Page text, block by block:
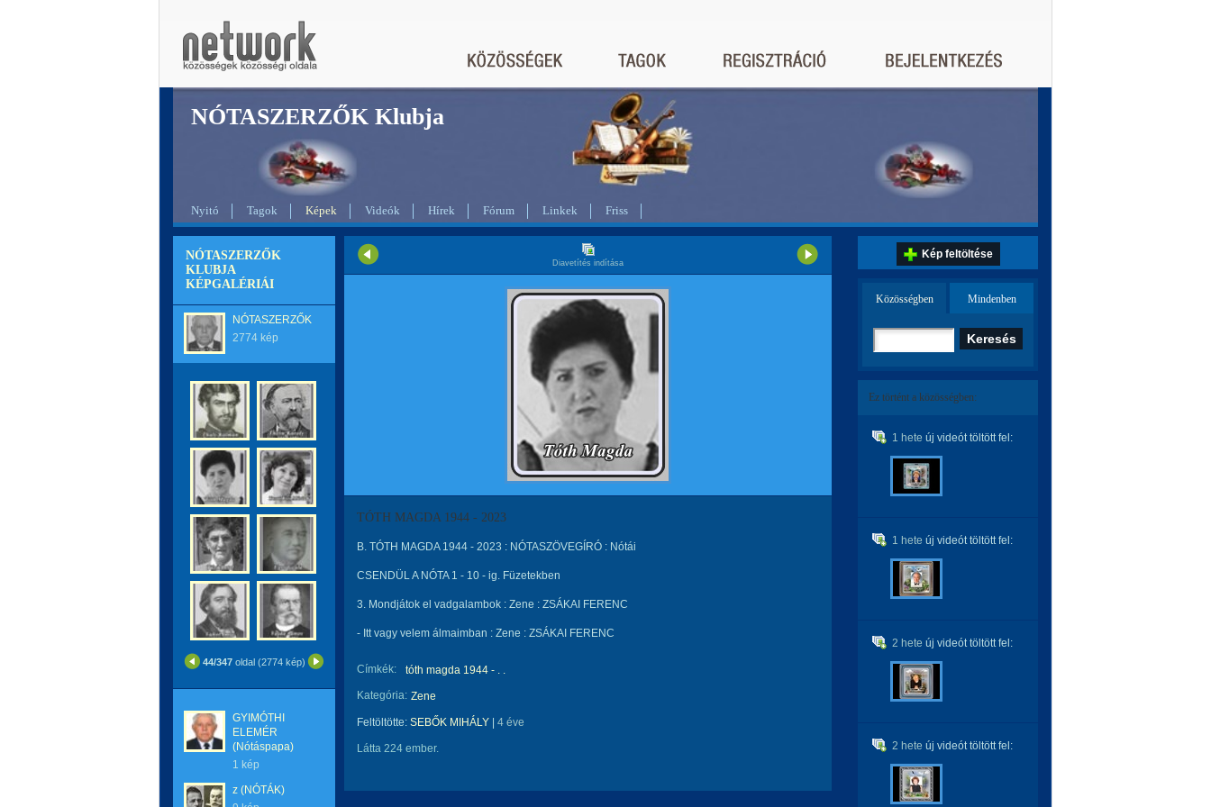
NÓTASZERZŐK Klubja
Nyitó Tagok Képek Videók Hírek Fórum Linkek Friss
NÓTASZERZŐK
KLUBJA
KÉPGALÉRIÁI
NÓTASZERZŐK
2774 kép
44/347 oldal (2774 kép)
GYIMÓTHI
ELEMÉR
(Nótáspapa)
1 kép
z (NÓTÁK)
Diavetítés indítása
TÓTH MAGDA 1944 - 2023
B. TÓTH MAGDA 1944 - 2023 : NÓTASZÖVEGÍRÓ : Nótái
CSENDÜL A NÓTA 1 - 10 - ig. Füzetekben
3. Mondjátok el vadgalambok : Zene : ZSÁKAI FERENC
- Itt vagy velem álmaimban : Zene : ZSÁKAI FERENC
Címkék:
tóth magda 1944 - . .
Kategória: Zene
Feltöltötte: SEBŐK MIHÁLY 4 éve
Látta 224 ember.
Kép feltöltése
Közösségben Mindenben
Ez történt a közösségben:
1 hete új videót töltött fel:
1 hete új videót töltött fel:
2 hete új videót töltött fel:
2 hete új videót töltött fel: